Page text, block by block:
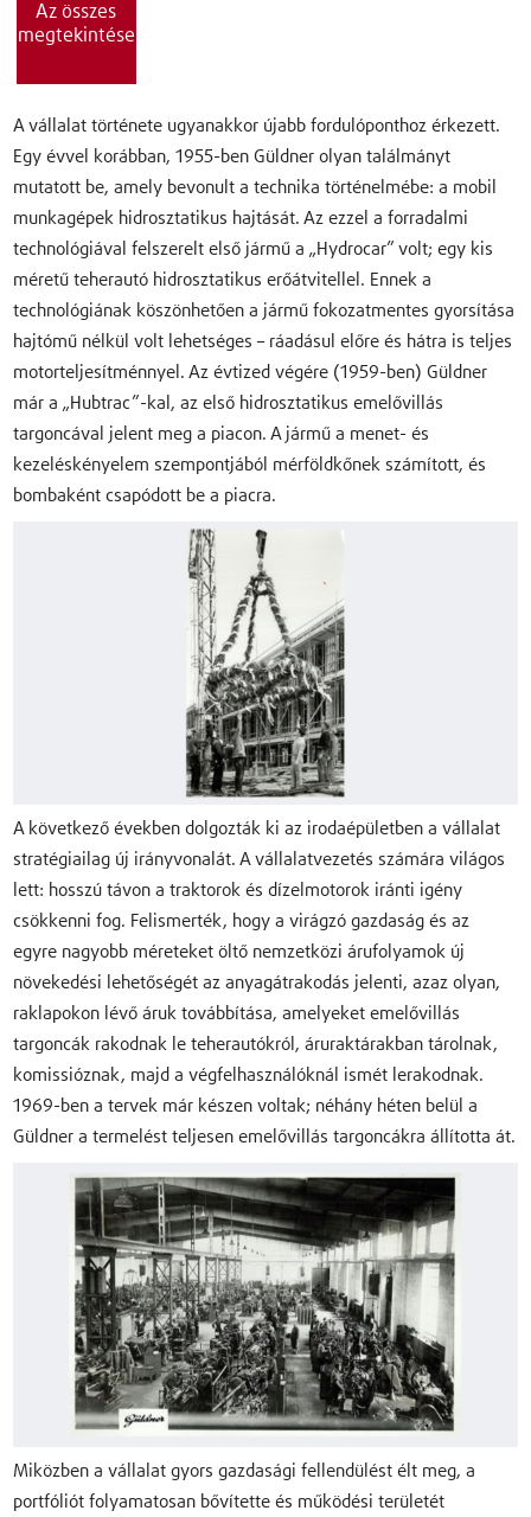
Az összes
megtekintése
A vállalat története ugyanakkor újabb fordulóponthoz érkezett.
Egy évvel korábban, 1955-ben Güldner olyan találmányt
mutatott be, amely bevonult a technika történelmébe: a mobil
munkagépek hidrosztatikus hajtását. Az ezzel a forradalmi
technológiával felszerelt első jármű a „Hydrocar” volt; egy kis
méretű teherautó hidrosztatikus erőátvitellel. Ennek a
technológiának köszönhetően a jármű fokozatmentes gyorsítása
hajtómű nélkül volt lehetséges – ráadásul előre és hátra is teljes
motorteljesítménnyel. Az évtized végére (1959-ben) Güldner
már a „Hubtrac”-kal, az első hidrosztatikus emelővillás
targoncával jelent meg a piacon. A jármű a menet- és
kezeléskényelem szempontjából mérföldkőnek számított, és
bombaként csapódott be a piacra.
A következő években dolgozták ki az irodaépületben a vállalat
stratégiailag új irányvonalát. A vállalatvezetés számára világos
lett: hosszú távon a traktorok és dízelmotorok iránti igény
csökkenni fog. Felismerték, hogy a virágzó gazdaság és az
egyre nagyobb méreteket öltő nemzetközi árufolyamok új
növekedési lehetőségét az anyagátrakodás jelenti, azaz olyan,
raklapokon lévő áruk továbbítása, amelyeket emelővillás
targoncák rakodnak le teherautókról, áruraktárakban tárolnak,
komissióznak, majd a végfelhasználóknál ismét lerakodnak.
1969-ben a tervek már készen voltak; néhány héten belül a
Güldner a termelést teljesen emelővillás targoncákra állította át.
Miközben a vállalat gyors gazdasági fellendülést élt meg, a
portfóliót folyamatosan bővítette és működési területét